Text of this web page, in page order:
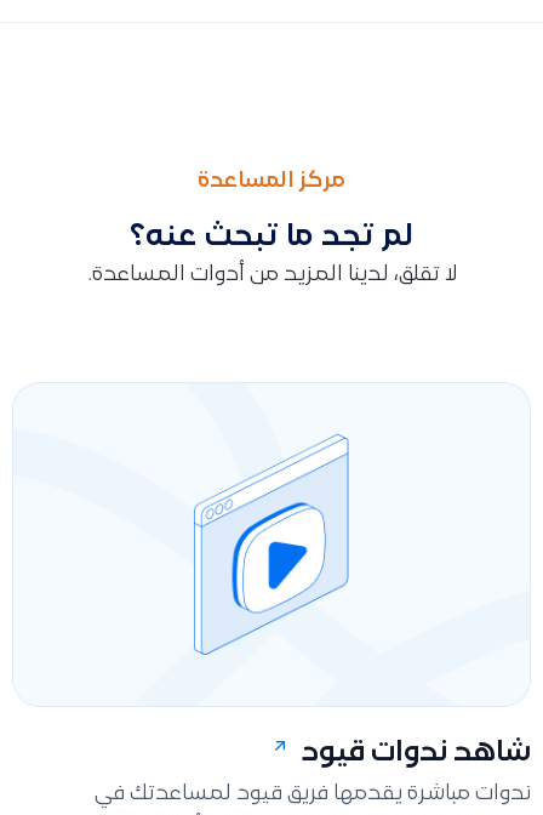
مركز المساعدة
لم تجد ما تبحث عنه؟
لا تقلق، لدينا المزيد من أدوات المساعدة.
شاهد ندوات قيود
ندوات مباشرة يقدمها فريق قيود لمساعدتك في